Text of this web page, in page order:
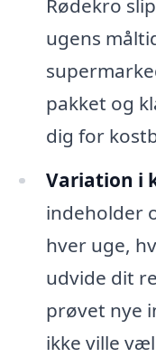
Rødekro
ugens
pakket og
dig for
Variation i
indeholder
hver uge,
udvide dit
prøvet nye
ikke ville